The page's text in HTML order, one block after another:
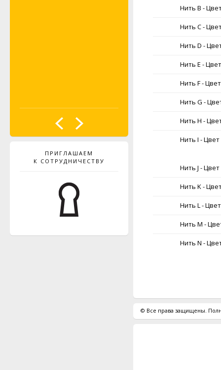
ПРИГЛАШАЕМ
К СОТРУДНИЧЕСТВУ
Нить B -
Нить C -
Нить D -
Нить E -
Нить F -
Нить G -
Нить H -
Нить I - Цвет
Нить J -
Нить K -
Нить L -
Нить M -
Нить N -
© Все права защищены.